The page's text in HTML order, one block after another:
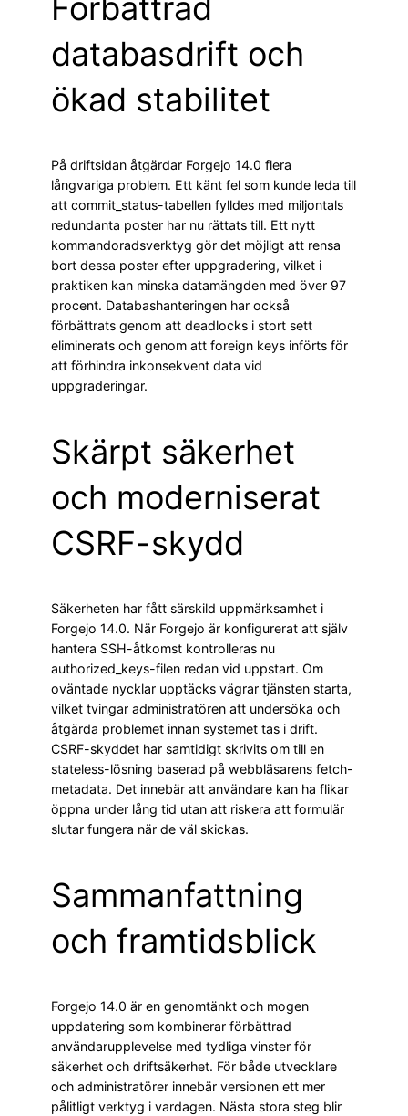
Förbättrad
databasdrift och
ökad stabilitet
På driftsidan åtgärdar Forgejo 14.0 flera
långvariga problem. Ett känt fel som kunde leda till
att commit_status-tabellen fylldes med miljontals
redundanta poster har nu rättats till. Ett nytt
kommandoradsverktyg gör det möjligt att rensa
bort dessa poster efter uppgradering, vilket i
praktiken kan minska datamängden med över 97
procent. Databashanteringen har också
förbättrats genom att deadlocks i stort sett
eliminerats och genom att foreign keys införts för
att förhindra inkonsekvent data vid
uppgraderingar.
Skärpt säkerhet
och moderniserat
CSRF-skydd
Säkerheten har fått särskild uppmärksamhet i
Forgejo 14.0. När Forgejo är konfigurerat att själv
hantera SSH-åtkomst kontrolleras nu
authorized_keys-filen redan vid uppstart. Om
oväntade nycklar upptäcks vägrar tjänsten starta,
vilket tvingar administratören att undersöka och
åtgärda problemet innan systemet tas i drift.
CSRF-skyddet har samtidigt skrivits om till en
stateless-lösning baserad på webbläsarens fetch-
metadata. Det innebär att användare kan ha flikar
öppna under lång tid utan att riskera att formulär
slutar fungera när de väl skickas.
Sammanfattning
och framtidsblick
Forgejo 14.0 är en genomtänkt och mogen
uppdatering som kombinerar förbättrad
användarupplevelse med tydliga vinster för
säkerhet och driftsäkerhet. För både utvecklare
och administratörer innebär versionen ett mer
pålitligt verktyg i vardagen. Nästa stora steg blir